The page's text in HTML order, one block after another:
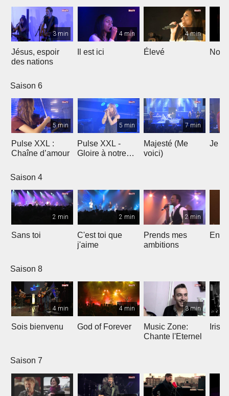
3 min
Jésus, espoir
des nations
4 min
Il est ici
4 min
Élevé
Saison 6
5 min
Pulse XXL :
Chaîne d’amour
5 min
Pulse XXL -
Gloire à notre
7 min
Majesté (Me
voici)
Je te
Saison 4
2 min
Sans toi
2 min
C'est toi que
j'aime
2 min
Prends mes
ambitions
Saison 8
4 min
Sois bienvenu
4 min
God of Forever
3 min
Music Zone:
Chante l'Eternel
Irish
Saison 7